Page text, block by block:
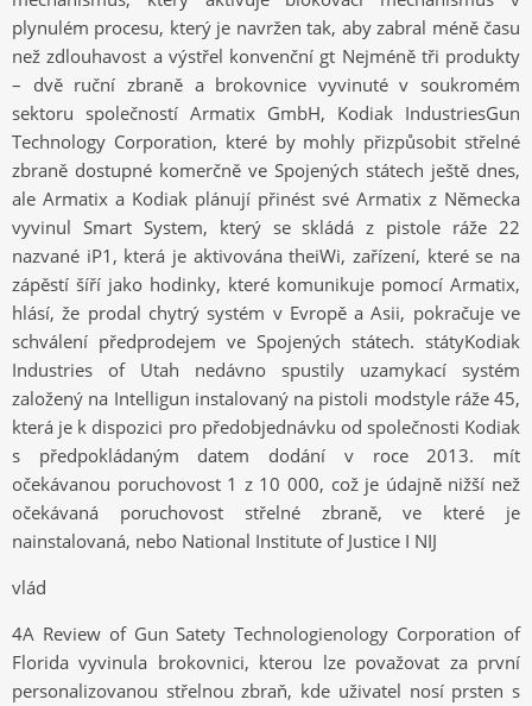
plynulém procesu, který je navržen tak, aby zabral méně času
než zdlouhavost a výstřel konvenční gt Nejméně tři produkty
– dvě ruční zbraně a brokovnice vyvinuté v soukromém
sektoru společností Armatix GmbH, Kodiak IndustriesGun
Technology Corporation, které by mohly přizpůsobit střelné
zbraně dostupné komerčně ve Spojených státech ještě dnes,
ale Armatix a Kodiak plánují přinést své Armatix z Německa
vyvinul Smart System, který se skládá z pistole ráže 22
nazvané iP1, která je aktivována theiWi, zařízení, které se na
zápěstí šíří jako hodinky, které komunikuje pomocí Armatix,
hlásí, že prodal chytrý systém v Evropě a Asii, pokračuje ve
schválení předprodejem ve Spojených státech. státyKodiak
Industries of Utah nedávno spustily uzamykací systém
založený na Intelligun instalovaný na pistoli modstyle ráže 45,
která je k dispozici pro předobjednávku od společnosti Kodiak
s předpokládaným datem dodání v roce 2013. mít
očekávanou poruchovost 1 z 10 000, což je údajně nižší než
očekávaná poruchovost střelné zbraně, ve které je
nainstalovaná, nebo National Institute of Justice I NIJ
vlád
4A Review of Gun Satety Technologienology Corporation of
Florida vyvinula brokovnici, kterou lze považovat za první
personalizovanou střelnou zbraň, kde uživatel nosí prsten s